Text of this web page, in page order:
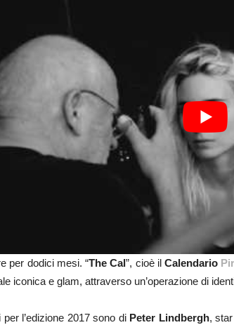
per dodici mesi. “The Cal”, cioè ilCalendario
iconica e glam, attraverso un’operazione di
l’edizione 2017 sono di Peter Lindbergh,